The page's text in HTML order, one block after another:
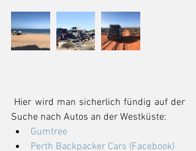
Suche nach Autos an der Westküste:
Gumtree
Perth Backpacker Cars (Facebook)